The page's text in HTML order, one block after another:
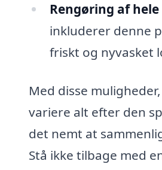
Rengøring af
inkluderer denne
friskt og nyvasket
Med disse
variere alt efter den
det nemt at
Stå ikke tilbage med